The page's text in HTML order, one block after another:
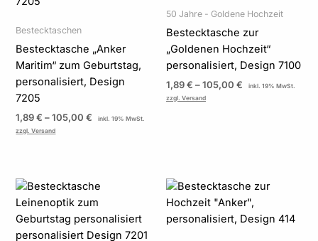
Bestecktaschen
Bestecktasche „Anker
Maritim“ zum Geburtstag,
personalisiert, Design
7205
1,89€ –105,00€
inkl. 19% MwSt.
zzgl. Versand
50 Jahre - Goldene Hochzeit
Bestecktasche zur
„Goldenen Hochzeit“
personalisiert, Design 7100
1,89€ –105,00 €
inkl. 19% MwSt.
zzgl. Versand
Preisspanne:
bis
105,00 €
Preisspanne:
19,90 €
bis
79,60 €